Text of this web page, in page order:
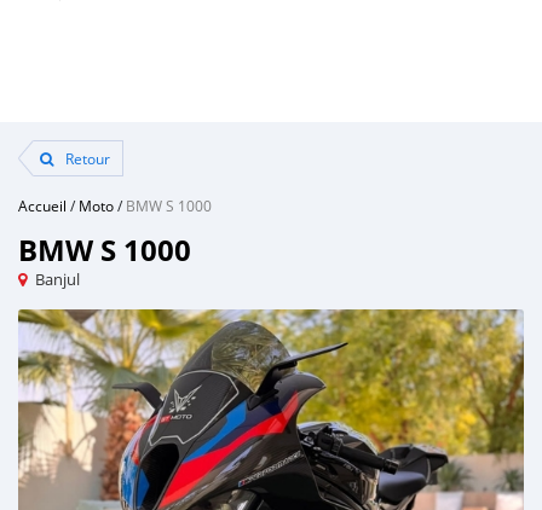
Retour
Accueil /Moto/BMW S 1000
BMW S 1000
Banjul